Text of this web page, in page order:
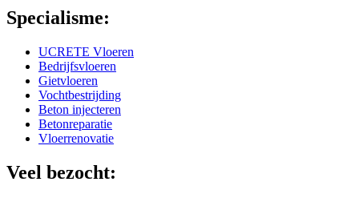
Specialisme:
UCRETE Vloeren
Bedrijfsvloeren
Gietvloeren
Vochtbestrijding
Beton injecteren
Betonreparatie
Vloerrenovatie
Veel bezocht: